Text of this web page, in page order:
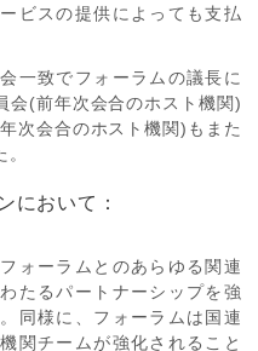
ビスの提供によっても支払
一致でフォーラムの議長に
会(前年次会合のホスト機関)
次会合のホスト機関)もまた
において：
ォーラムとのあらゆる関連
たるパートナーシップを強
同様に、フォーラムは国連
関チームが強化されること